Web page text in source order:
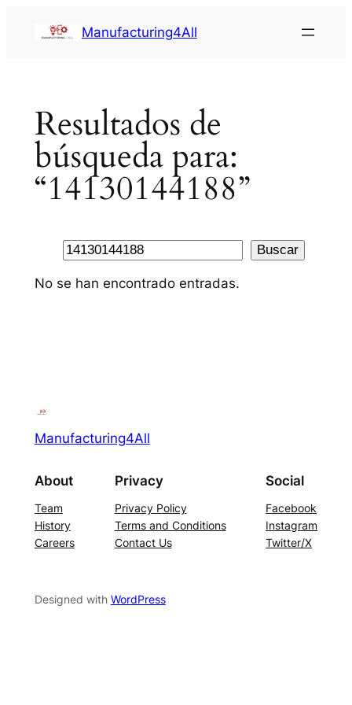
Manufacturing4All
Resultados de
búsqueda para:
“14130144188”
Buscar Buscar
No se han encontrado entradas.
Manufacturing4All
About
Team
History
Careers
Privacy
Privacy Policy
Terms and Conditions
Contact Us
Social
Facebook
Instagram
Twitter/X
Designed with WordPress